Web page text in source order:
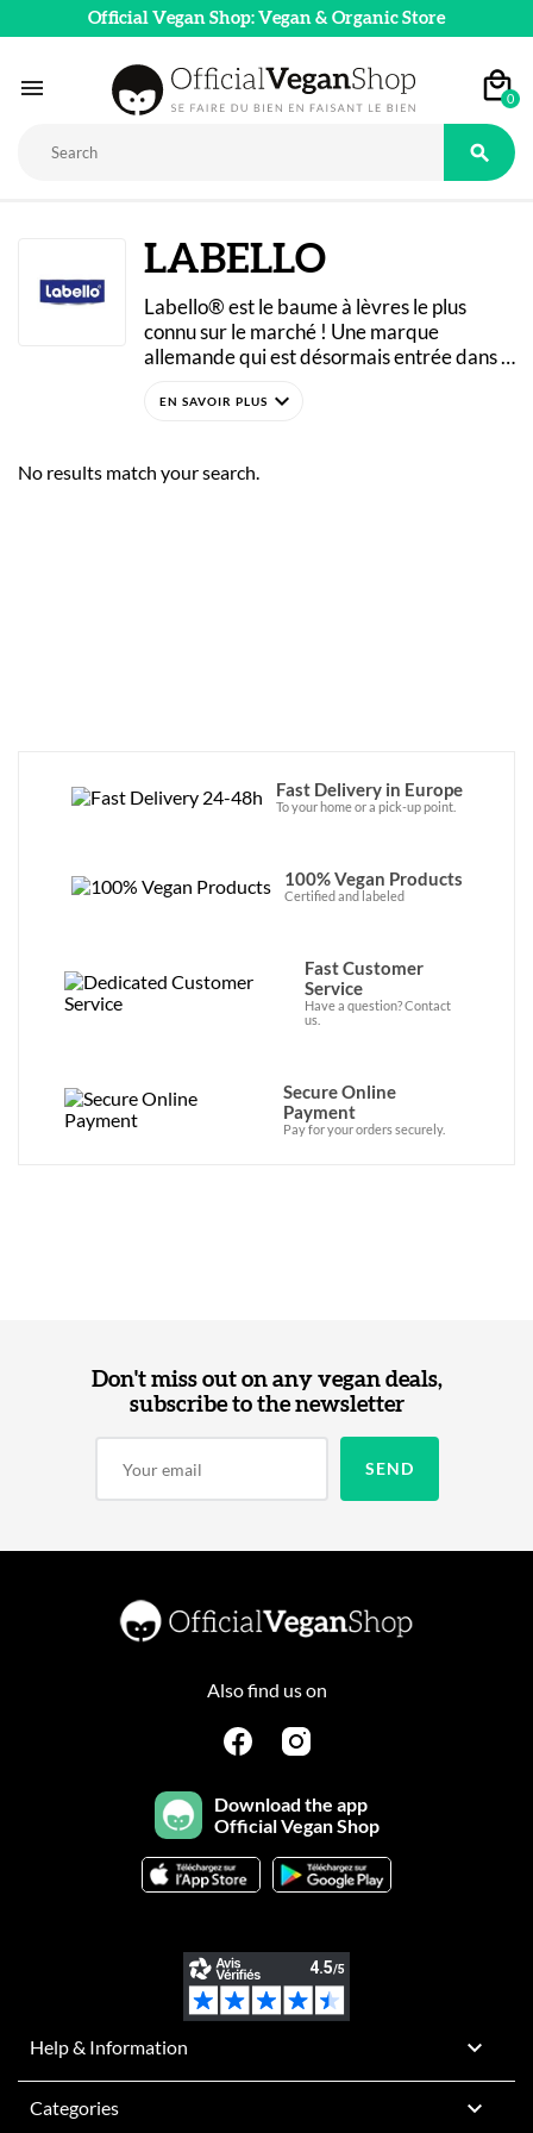
Official Vegan Shop: Vegan & Organic Store
 0

LABELLO
Labello® est le baume à lèvres le plus
connu sur le marché ! Une marque
allemande qui est désormais entrée dans
1909 en continu. Retrouvez les variantes
uniquement les formules Vegan-Friendly,
expand_more
No results match your search.
Fast Delivery in Europe
To your home or a pick-up point.
100% Vegan Products
Certified and labeled
Fast Customer
Service
Have a question? Contact
us.
Secure Online
Payment
Pay for your orders securely.
Don't miss out on any vegan deals,
subscribe to the newsletter
Also find us on
Download the app
Official Vegan Shop
Help & Information 
Categories 